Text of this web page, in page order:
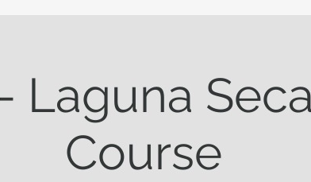
Laguna
Course